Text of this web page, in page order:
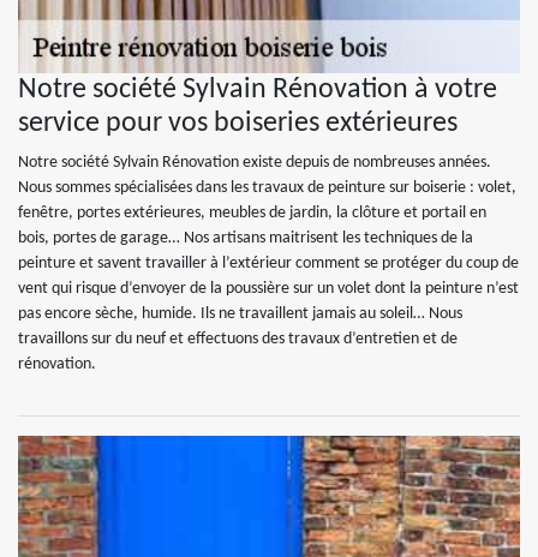
Notre société Sylvain Rénovation à votre
service pour vos boiseries extérieures
Notre société Sylvain Rénovation existe depuis de nombreuses années.
Nous sommes spécialisées dans les travaux de peinture sur boiserie : volet,
fenêtre, portes extérieures, meubles de jardin, la clôture et portail en
bois, portes de garage… Nos artisans maitrisent les techniques de la
peinture et savent travailler à l’extérieur comment se protéger du coup de
vent qui risque d’envoyer de la poussière sur un volet dont la peinture n’est
pas encore sèche, humide. Ils ne travaillent jamais au soleil… Nous
travaillons sur du neuf et effectuons des travaux d’entretien et de
rénovation.